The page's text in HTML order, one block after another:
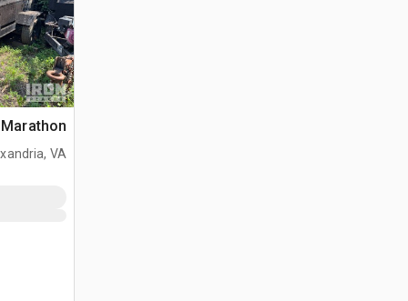
Marathon غلاية الأسفلت
VA